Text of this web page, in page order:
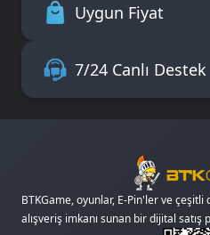
Uygun Fiyat
7/24 Canlı Destek
BTKGame, oyunlar, E-Pin'ler ve çeşitli
alışveriş imkanı sunan bir dijital satış